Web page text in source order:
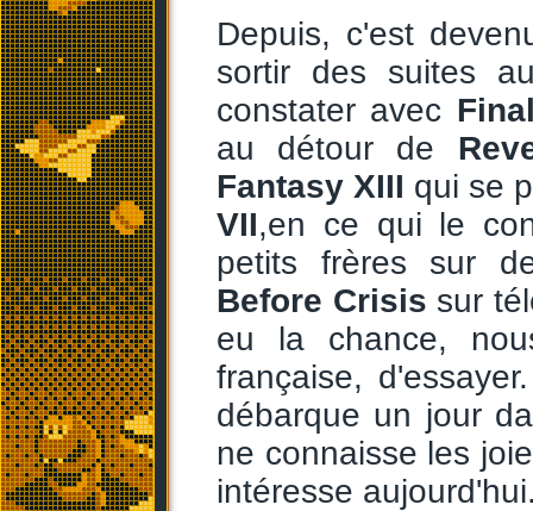
Depuis, c'est
sortir des suites
constater avec
au détour de
Fantasy XIII qui se
VII,en ce qui le
petits frères sur
Before Crisis sur
eu la chance,
française,
débarque un jour
ne connaisse les
intéresse